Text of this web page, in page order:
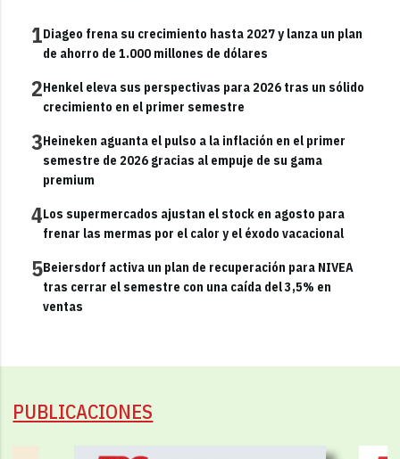
1Diageo frena su crecimiento hasta 2027 y lanza un plan
de ahorro de 1.000 millones de dólares
2Henkel eleva sus perspectivas para 2026 tras un sólido
crecimiento en el primer semestre
3Heineken aguanta el pulso a la inflación en el primer
semestre de 2026 gracias al empuje de su gama
premium
4Los supermercados ajustan el stock en agosto para
frenar las mermas por el calor y el éxodo vacacional
5Beiersdorf activa un plan de recuperación para NIVEA
tras cerrar el semestre con una caída del 3,5% en
ventas
PUBLICACIONES